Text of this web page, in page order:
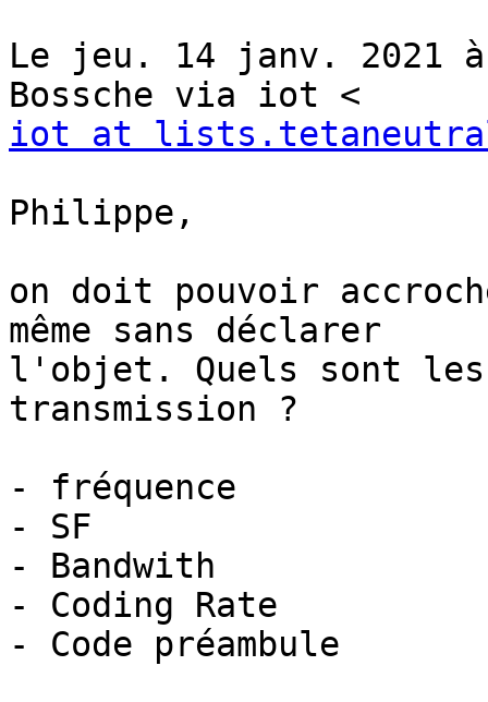
Le jeu. 14 janv. 2021
iot at
Philippe,
on doit pouvoir
même sans déclarer
l'objet. Quels sont les
transmission ?
- fréquence
- SF
- Bandwith
- Coding Rate
- Code préambule